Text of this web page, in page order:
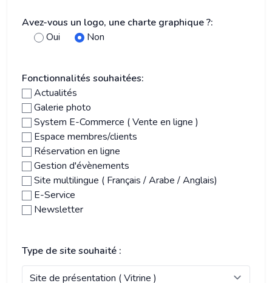
Avez-vous un logo, une charte graphique ?:
Oui
Non
Fonctionnalités souhaitées:
Actualités
Galerie photo
System E-Commerce ( Vente en ligne )
Espace membres/clients
Réservation en ligne
Gestion d'évènements
Site multilingue ( Français / Arabe / Anglais)
E-Service
Newsletter
Type de site souhaité :